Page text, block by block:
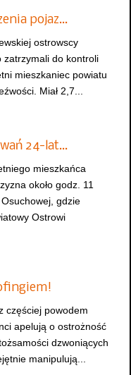
pojaz…
ostrowscy
zatrzymali do kontroli
mieszkaniec powiatu
Miał 2,7...
24-lat…
mieszkańca
około godz. 11
gdzie
Ostrowi
częściej powodem
apelują o ostrożność
dzwoniących
manipulują...